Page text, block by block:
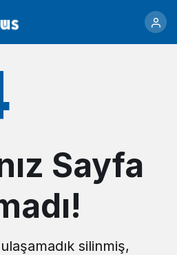
Sayfa
silinmiş,